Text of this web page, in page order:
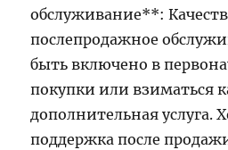
обслуживание**:
послепродажное
быть включено в
покупки или взиматься
дополнительная услуга.
поддержка после